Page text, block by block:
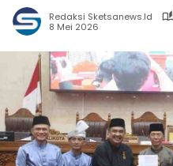
Redaksi Sketsanews.id
8 Mei 2026